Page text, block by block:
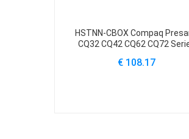
HSTNN-CBOX Compaq
CQ32 CQ42 CQ62 CQ72
€ 108.17